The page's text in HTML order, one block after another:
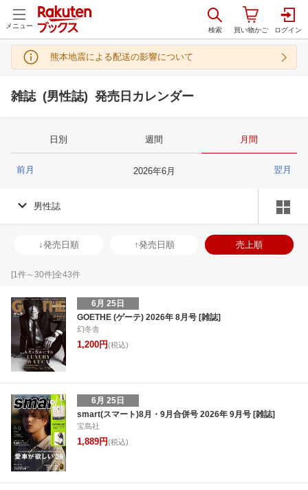
メニュー
熊本地震による配送の影響について
雑誌 (男性誌) 発売日カレンダー
日別 週間 月間
2026年6月
前月 翌月
男性誌
↓発売日順 ↑発売日順 売上順
[1件～30件]全43件
6月 25日
GOETHE (ゲーテ) 2026年 8月号 [雑誌]
幻冬舎
1,200円(税込)
6月 25日
smart(スマート)8月・9月合併号 2026年 9月号 [雑誌]
宝島社
1,889円(税込)